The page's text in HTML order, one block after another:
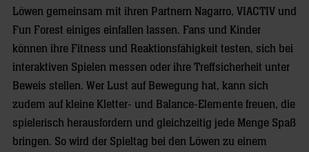
Löwen gemeinsam mit ihren Partnern Nagarro, VIACTIV und
Fun Forest einiges einfallen lassen. Fans und Kinder
können ihre Fitness und Reaktionsfähigkeit testen, sich bei
interaktiven Spielen messen oder ihre Treffsicherheit unter
Beweis stellen. Wer Lust auf Bewegung hat, kann sich
zudem auf kleine Kletter- und Balance-Elemente freuen, die
spielerisch herausfordern und gleichzeitig jede Menge Spaß
bringen. So wird der Spieltag bei den Löwen zu einem